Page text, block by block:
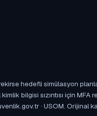
hedefli simülasyon
bilgisi sızıntısı için MFA
· USOM. Orijinal